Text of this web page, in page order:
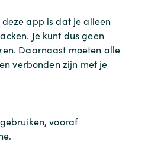
app is dat je alleen
Je kunt dus geen
Daarnaast moeten alle
verbonden zijn met je
vooraf